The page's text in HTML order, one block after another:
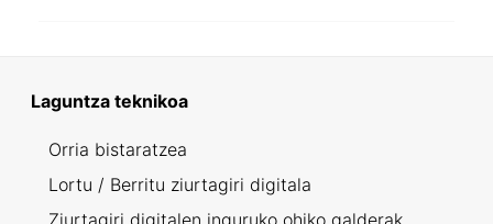
Laguntza teknikoa
Orria bistaratzea
Lortu / Berritu ziurtagiri digitala
Ziurtagiri digitalen inguruko ohiko galderak